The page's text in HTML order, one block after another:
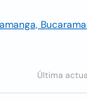
Última